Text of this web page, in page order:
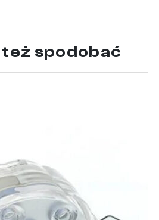
też spodobać